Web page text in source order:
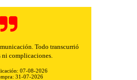
Todo transcurrió
ni complicaciones.
07-08-2026
31-07-2026